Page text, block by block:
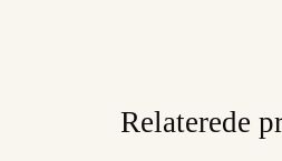
Relaterede